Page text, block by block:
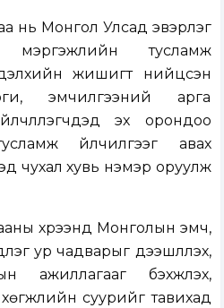
нь Монгол Улсад эвэрлэг
мэргэжлийн тусламж
дэлхийн жишигт нийцсэн
эмчилгээний арга
эх орондоо
үйлчилгээг авах
чухал хувь нэмэр оруулж
хүрээнд Монголын эмч,
ур чадварыг дээшлүүлэх,
бэхжүүлэх,
суурийг тавихад